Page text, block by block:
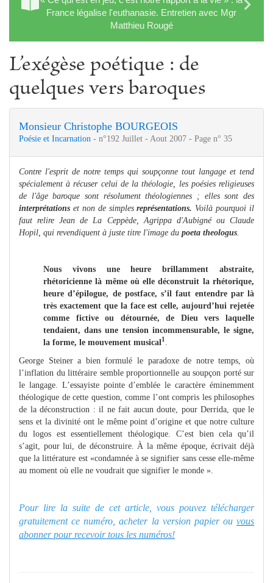
France légalise l'euthanasie. Entretien avec Mgr
Matthieu Rougé
L’exégèse poétique : de
quelques vers baroques
Monsieur Christophe BOURGEOIS
Poésie et Incarnation - n°192 Juillet - Aout 2007 - Page n° 35
Contre l'esprit de notre temps qui soupçonne tout langage et tend
spécialement à récuser celui de la théologie, les poésies religieuses
de l'âge baroque sont résolument théologiennes ; elles sont des
interprétations et non de simplesreprésentations. Voilà pourquoi il
faut relire Jean de La Ceppède, Agrippa d'Aubigné ou Claude
Hopil, qui revendiquent à juste titre l'image du poeta theologus
Nous vivons une heure brillamment abstraite,
rhétoricienne là même où elle déconstruit la rhétorique,
heure d’épilogue, de postface, s’il faut entendre par là
très exactement que la face est celle, aujourd’hui rejetée
comme fictive ou détournée, de Dieu vers laquelle
tendaient, dans une tension incommensurable, le signe,
la forme, le mouvement musical1
George Steiner a bien formulé le paradoxe de notre temps, où
l’inflation du littéraire semble proportionnelle au soupçon porté sur
le langage. L’essayiste pointe d’emblée le caractère éminemment
théologique de cette question, comme l’ont compris les philosophes
de la déconstruction : il ne fait aucun doute, pour Derrida, que le
sens et la divinité ont le même point d’origine et que notre culture
du logos est essentiellement théologique. C’est bien cela qu’il
s’agit, pour lui, de déconstruire. À la même époque, écrivait déjà
que la littérature est «condamnée à se signifier sans cesse elle-même
au moment où elle ne voudrait que signifier le monde ».
Pour lire la suite de cet article, vous pouvez télécharger
gratuitement ce numéro, acheter la version papier ou vous
abonner pour recevoir tous les numéros!